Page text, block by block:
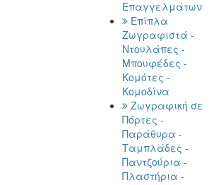
Επαγγελμάτων
Επίπλα
Ζωγραφιστά -
Ντουλάπες -
Μπουφέδες -
Κομότες -
Κομοδίνα
Ζωγραφική σε
Πόρτες -
Παράθυρα -
Ταμπλάδες -
Παντζούρια -
Πλαστήρια -